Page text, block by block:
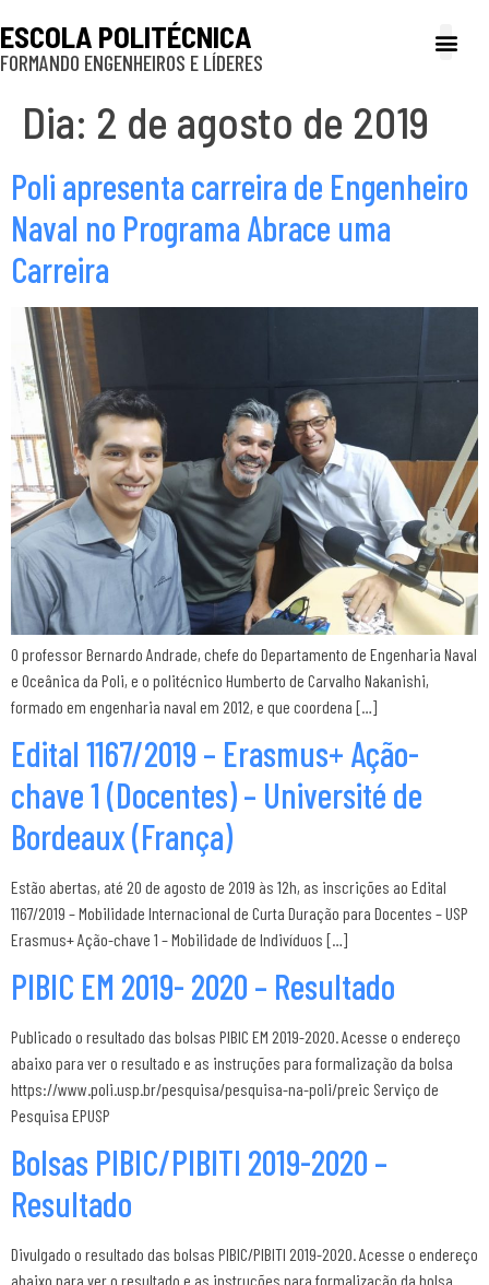
ESCOLA POLITÉCNICA
FORMANDO ENGENHEIROS E LÍDERES
Dia: 2 de agosto de 2019
Poli apresenta carreira de Engenheiro
Naval no Programa Abrace uma
Carreira
O professor Bernardo Andrade, chefe do Departamento de Engenharia Naval
e Oceânica da Poli, e o politécnico Humberto de Carvalho Nakanishi,
formado em engenharia naval em 2012, e que coordena […]
Edital 1167/2019 – Erasmus+ Ação-
chave 1 (Docentes) – Université de
Bordeaux (França)
Estão abertas, até 20 de agosto de 2019 às 12h, as inscrições ao Edital
1167/2019 – Mobilidade Internacional de Curta Duração para Docentes – USP
Erasmus+ Ação-chave 1 – Mobilidade de Indivíduos […]
PIBIC EM 2019- 2020 – Resultado
Publicado o resultado das bolsas PIBIC EM 2019-2020. Acesse o endereço
abaixo para ver o resultado e as instruções para formalização da bolsa
https://www.poli.usp.br/pesquisa/pesquisa-na-poli/preic Serviço de
Pesquisa EPUSP
Bolsas PIBIC/PIBITI 2019-2020 –
Resultado
Divulgado o resultado das bolsas PIBIC/PIBITI 2019-2020. Acesse o endereço
abaixo para ver o resultado e as instruções para formalização da bolsa